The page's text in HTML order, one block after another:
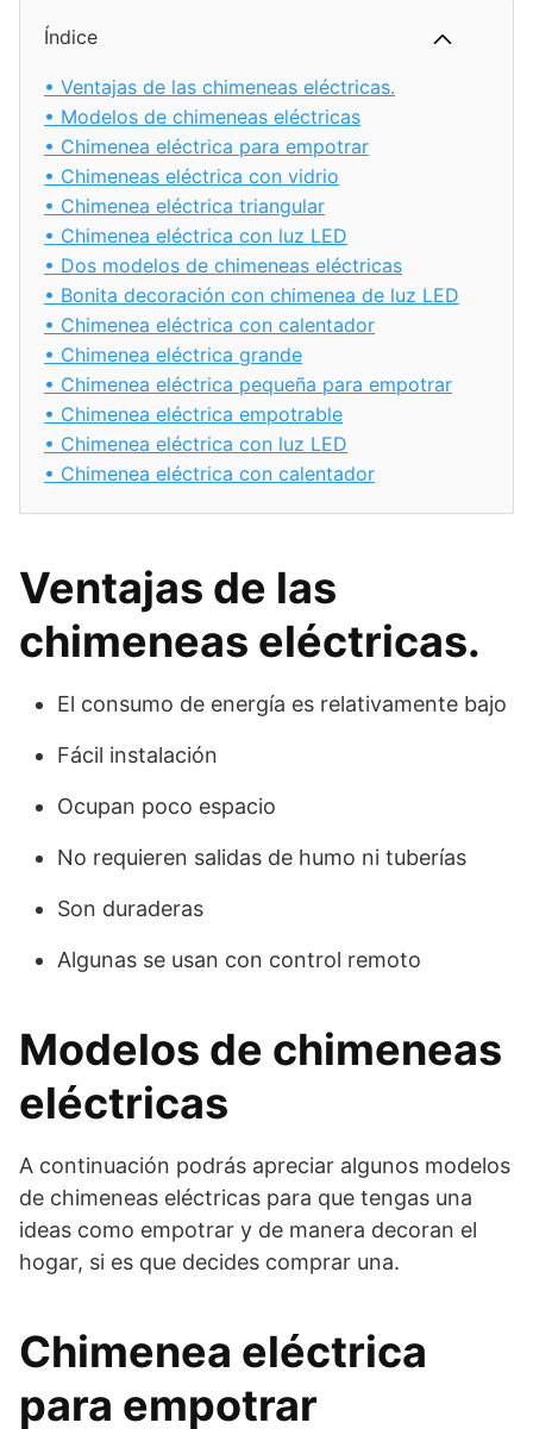
Índice
• Ventajas de las chimeneas eléctricas.
• Modelos de chimeneas eléctricas
• Chimenea eléctrica para empotrar
• Chimeneas eléctrica con vidrio
• Chimenea eléctrica triangular
• Chimenea eléctrica con luz LED
• Dos modelos de chimeneas eléctricas
• Bonita decoración con chimenea de luz LED
• Chimenea eléctrica con calentador
• Chimenea eléctrica grande
• Chimenea eléctrica pequeña para empotrar
• Chimenea eléctrica empotrable
• Chimenea eléctrica con luz LED
• Chimenea eléctrica con calentador
Ventajas de las
chimeneas eléctricas.
El consumo de energía es relativamente bajo
Fácil instalación
Ocupan poco espacio
No requieren salidas de humo ni tuberías
Son duraderas
Algunas se usan con control remoto
Modelos de chimeneas
eléctricas
A continuación podrás apreciar algunos modelos
de chimeneas eléctricas para que tengas una
ideas como empotrar y de manera decoran el
hogar, si es que decides comprar una.
Chimenea eléctrica
para empotrar